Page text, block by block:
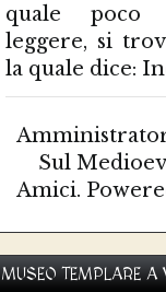
quale poco
leggere, si
la quale dice:
Sul
Amici.
MUSEO TEMPLARE A